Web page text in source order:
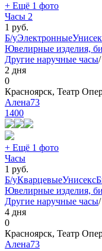
+ Ещё 1 фото
Часы 2
1 руб.
Б/уЭлектронные
Ювелирные изделия,
Другие наручные часы/
2 дня
0
Красноярск, Театр
Алена73
1400
+ Ещё 1 фото
Часы
1 руб.
Б/уКварцевыеУнисекс
Ювелирные изделия,
Другие наручные часы/
4 дня
0
Красноярск, Театр
Алена73